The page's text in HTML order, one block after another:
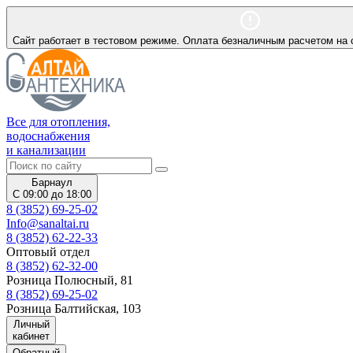
Сайт работает в тестовом режиме. Оплата безналичным расчетом на
Все для отопления,
водоснабжения
и канализации
Барнаул
С 09:00 до 18:00
8 (3852) 69-25-02
Info@sanaltai.ru
8 (3852) 62-22-33
Оптовый отдел
8 (3852) 62-32-00
Розница Полюсный, 81
8 (3852) 69-25-02
Розница Балтийская, 103
Личный
кабинет